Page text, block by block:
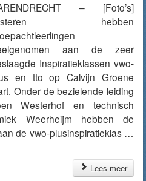
– [Foto’s]
hebben
aan de zeer
Inspiratieklassen vwo-
en tto op Calvijn Groene
Onder de bezielende leiding
Westerhof en technisch
Weerheijm hebben de
de vwo-plusinspiratieklas …
Lees meer